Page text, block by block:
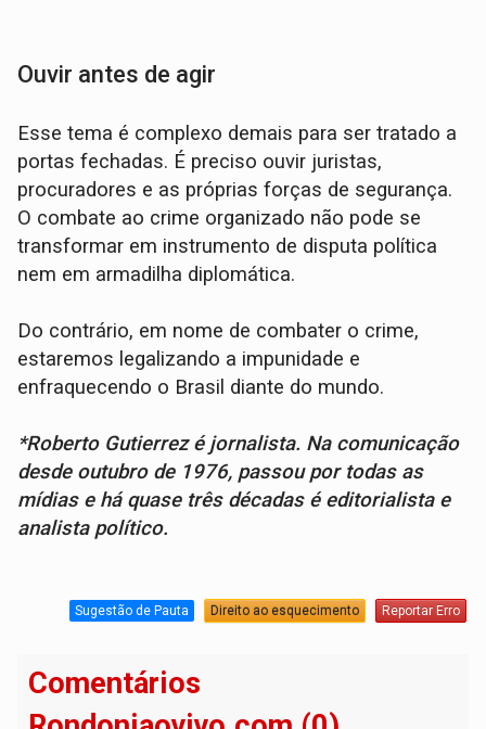
Ouvir antes de agir
Esse tema é complexo demais para ser tratado a
portas fechadas. É preciso ouvir juristas,
procuradores e as próprias forças de segurança.
O combate ao crime organizado não pode se
transformar em instrumento de disputa política
nem em armadilha diplomática.
Do contrário, em nome de combater o crime,
estaremos legalizando a impunidade e
enfraquecendo o Brasil diante do mundo.
*Roberto Gutierrez é jornalista. Na comunicação
desde outubro de 1976, passou por todas as
mídias e há quase três décadas é editorialista e
analista político.
Sugestão de Pauta Direito ao esquecimento Reportar Erro
Comentários